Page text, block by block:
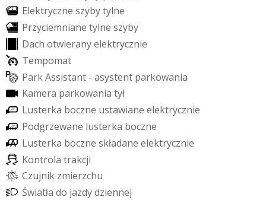
Elektryczne szybytylne
Przyciemniane tylne szyby
Dach otwieranyelektrycznie
Tempomat
ParkAssistant - asystent parkowania
Kamera parkowania tył
Lusterka boczne ustawiane elektrycznie
Podgrzewane lusterka boczne
Lusterka boczne składane elektrycznie
Kontrola trakcji
Czujnik zmierzchu
Światła do jazdydziennej